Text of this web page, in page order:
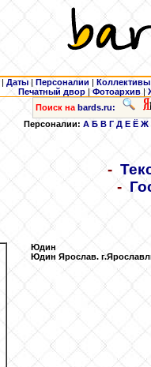
| Даты | Персоналии | Коллективы
Печатный двор |Фотоархив |
Поиск на bards.ru:
Персоналии: А Б В Г Д Е Ё Ж
-
-
Юдин
Юдин Ярослав.